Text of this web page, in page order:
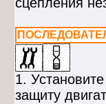
1.
защиту